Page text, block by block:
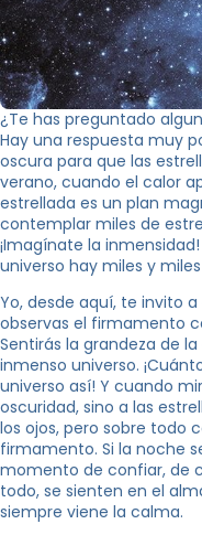
¿Te has preguntado
Hay una respuesta muy
oscura para que las
verano, cuando el calor
estrellada es un plan
contemplar miles de
¡Imagínate la
universo hay miles y
Yo, desde aquí, te invito a
observas el firmamento
Sentirás la grandeza de
inmenso universo.
universo así! Y cuando
oscuridad, sino a las
los ojos, pero sobre todo
firmamento. Si la noche
momento de confiar, de
todo, se sienten en el
siempre viene la calma.